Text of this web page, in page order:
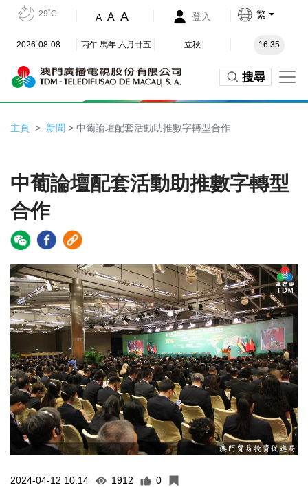
29˚C A A A 登入 繁
2026-08-08 丙午 馬年 六月廿五 立秋 16:35
搜尋
主頁 新聞 > 中葡論壇配套活動助推數字轉型合作
中葡論壇配套活動助推數字轉型
合作
2024-04-12 10:14 1912 0